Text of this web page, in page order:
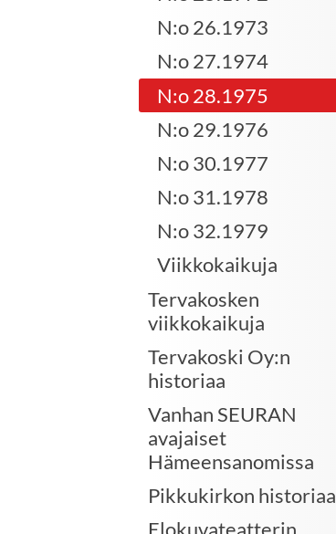
N:o 26.1973
N:o 27.1974
N:o 28.1975
N:o 29.1976
N:o 30.1977
N:o 31.1978
N:o 32.1979
Viikkokaikuja
Tervakosken
viikkokaikuja
Tervakoski Oy:n
historiaa
Vanhan SEURAN
avajaiset
Hämeensanomissa
Pikkukirkon historiaa